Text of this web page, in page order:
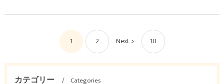
1 2 Next > 10
カテゴリー
Categories